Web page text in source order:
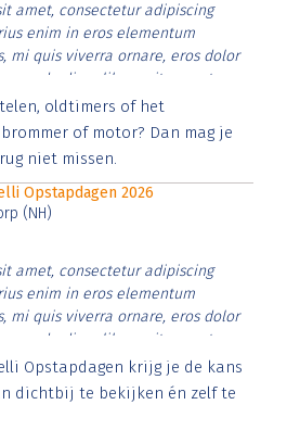
amet, consectetur adipiscing
enim in eros elementum
mi quis viverra ornare, eros dolor
diam libero vitae erat.
et justo cursus id rutrum lorem
vitae risus tristique posuere.
oldtimers of het
of motor? Dan mag je
niet missen.
Opstapdagen 2026
(NH)
amet, consectetur adipiscing
enim in eros elementum
mi quis viverra ornare, eros dolor
diam libero vitae erat.
et justo cursus id rutrum lorem
vitae risus tristique posuere.
Opstapdagen krijg je de kans
dichtbij te bekijken én zelf te